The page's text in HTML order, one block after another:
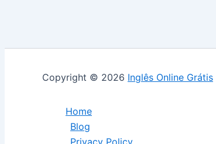
Copyright © 2026 Inglês Online Grátis
Home
Blog
Privacy Policy